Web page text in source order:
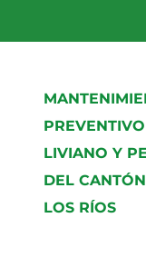
LIVIANO Y
DEL
LOS RÍOS